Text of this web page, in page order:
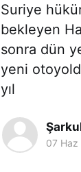
Suriye
bekleyen
sonra dün
yeni
yıl
07 Haz